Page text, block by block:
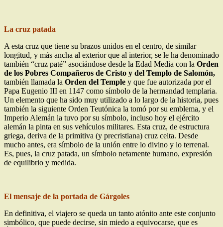
La cruz patada
A esta cruz que tiene su brazos unidos en el centro, de similar
longitud, y más ancha al exterior que al interior, se le ha denominado
también “cruz paté” asociándose desde la Edad Media con la Orden
de los Pobres Compañeros de Cristo y del Templo de Salomón,
también llamada la Orden del Temple y que fue autorizada por el
Papa Eugenio III en 1147 como símbolo de la hermandad templaria.
Un elemento que ha sido muy utilizado a lo largo de la historia, pues
también la siguiente Orden Teutónica la tomó por su emblema, y el
Imperio Alemán la tuvo por su símbolo, incluso hoy el ejército
alemán la pinta en sus vehículos militares. Esta cruz, de estructura
griega, deriva de la primitiva (y precristiana) cruz celta. Desde
mucho antes, era símbolo de la unión entre lo divino y lo terrenal.
Es, pues, la cruz patada, un símbolo netamente humano, expresión
de equilibrio y medida.
El mensaje de la portada de Gárgoles
En definitiva, el viajero se queda un tanto atónito ante este conjunto
simbólico, que puede decirse, sin miedo a equivocarse, que es